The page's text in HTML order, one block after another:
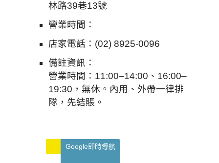
林路39巷13號
營業時間：
店家電話：(02) 8925-0096
備註資訊：
營業時間：11:00–14:00、16:00–
19:30，無休。內用、外帶一律排
隊，先結賬。
Google即時導航